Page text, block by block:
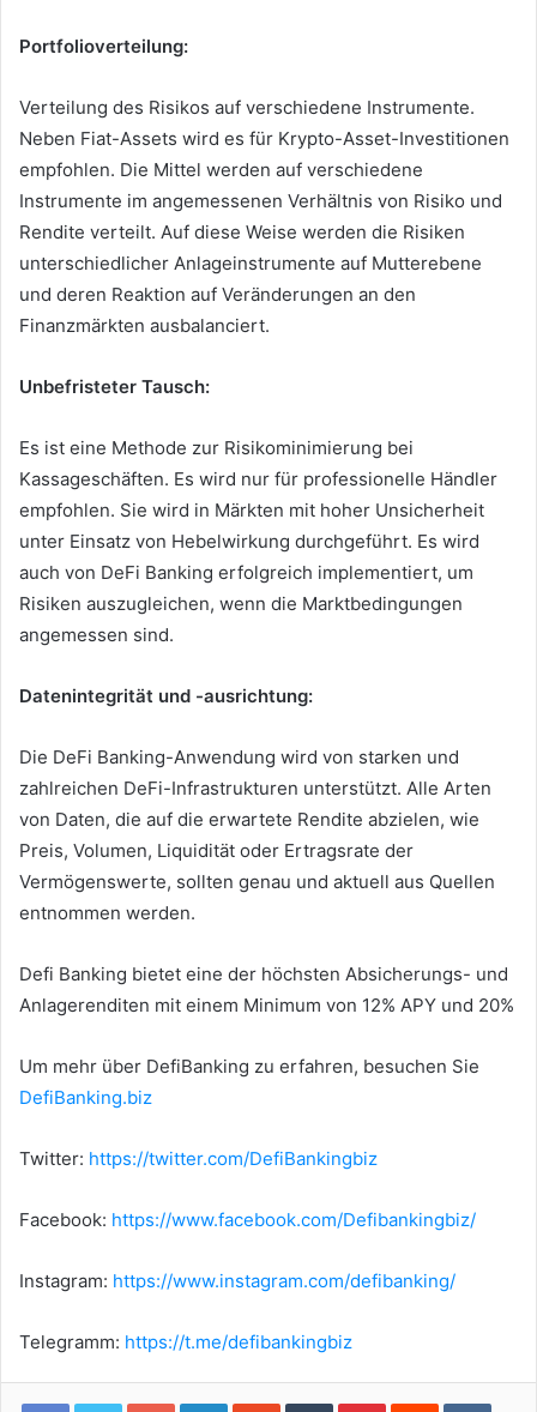
Portfolioverteilung:
Verteilung des Risikos auf verschiedene Instrumente.
Neben Fiat-Assets wird es für Krypto-Asset-Investitionen
empfohlen. Die Mittel werden auf verschiedene
Instrumente im angemessenen Verhältnis von Risiko und
Rendite verteilt. Auf diese Weise werden die Risiken
unterschiedlicher Anlageinstrumente auf Mutterebene
und deren Reaktion auf Veränderungen an den
Finanzmärkten ausbalanciert.
Unbefristeter Tausch:
Es ist eine Methode zur Risikominimierung bei
Kassageschäften. Es wird nur für professionelle Händler
empfohlen. Sie wird in Märkten mit hoher Unsicherheit
unter Einsatz von Hebelwirkung durchgeführt. Es wird
auch von DeFi Banking erfolgreich implementiert, um
Risiken auszugleichen, wenn die Marktbedingungen
angemessen sind.
Datenintegrität und -ausrichtung:
Die DeFi Banking-Anwendung wird von starken und
zahlreichen DeFi-Infrastrukturen unterstützt. Alle Arten
von Daten, die auf die erwartete Rendite abzielen, wie
Preis, Volumen, Liquidität oder Ertragsrate der
Vermögenswerte, sollten genau und aktuell aus Quellen
entnommen werden.
Defi Banking bietet eine der höchsten Absicherungs- und
Anlagerenditen mit einem Minimum von 12% APY und 20%
Um mehr über DefiBanking zu erfahren, besuchen Sie
DefiBanking.biz
Twitter: https://twitter.com/DefiBankingbiz
Facebook: https://www.facebook.com/Defibankingbiz/
Instagram: https://www.instagram.com/defibanking/
Telegramm: https://t.me/defibankingbiz
Google+LinkedInStumbleUpon
TumblrPinterestReddit